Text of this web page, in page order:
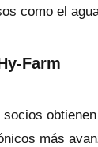
como el
Farm
más